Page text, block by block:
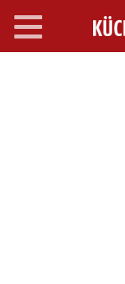
Toggle
navigation